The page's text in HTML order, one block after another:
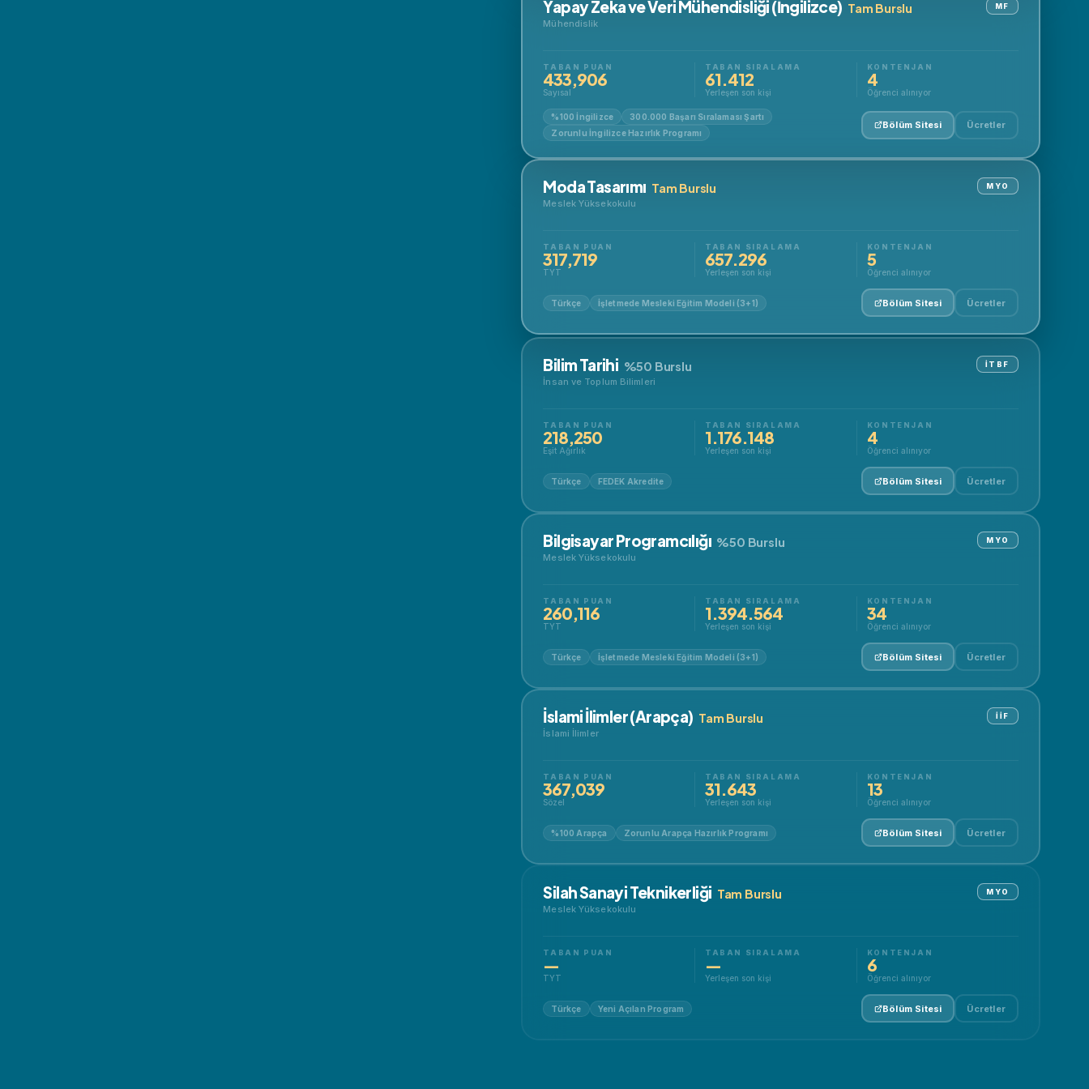
Yapay Zeka ve Veri Mühendisliği (İngilizce) Tam Burslu
Mühendislik
MF
TABAN PUAN
433,906
Sayısal
TABAN SIRALAMA
61.412
Yerleşen son kişi
KONTENJAN
4
Öğrenci alınıyor
%100 İngilizce
300.000 Başarı Sıralaması Şartı
Zorunlu İngilizce Hazırlık Programı
Bölüm Sitesi Ücretler
Moda Tasarımı Tam Burslu
Meslek Yüksekokulu
MYO
TABAN PUAN
317,719
TYT
TABAN SIRALAMA
657.296
Yerleşen son kişi
KONTENJAN
5
Öğrenci alınıyor
Türkçe İşletmede Mesleki Eğitim Modeli (3+1) Bölüm Sitesi Ücretler
Bilim Tarihi %50 Burslu
İnsan ve Toplum Bilimleri
İTBF
TABAN PUAN
218,250
Eşit Ağırlık
TABAN SIRALAMA
1.176.148
Yerleşen son kişi
KONTENJAN
4
Öğrenci alınıyor
Türkçe FEDEK Akredite Bölüm Sitesi Ücretler
Bilgisayar Programcılığı %50 Burslu
Meslek Yüksekokulu
MYO
TABAN PUAN
260,116
TYT
TABAN SIRALAMA
1.394.564
Yerleşen son kişi
KONTENJAN
34
Öğrenci alınıyor
Türkçe İşletmede Mesleki Eğitim Modeli (3+1) Bölüm Sitesi Ücretler
İslami İlimler (Arapça) Tam Burslu
İslami İlimler
İİF
TABAN PUAN
367,039
Sözel
TABAN SIRALAMA
31.643
Yerleşen son kişi
KONTENJAN
13
Öğrenci alınıyor
%100 Arapça Zorunlu Arapça Hazırlık Programı Bölüm Sitesi Ücretler
Silah Sanayi Teknikerliği Tam Burslu
Meslek Yüksekokulu
MYO
TABAN PUAN
—
TYT
TABAN SIRALAMA
—
Yerleşen son kişi
KONTENJAN
6
Öğrenci alınıyor
Türkçe Yeni Açılan Program Bölüm Sitesi Ücretler